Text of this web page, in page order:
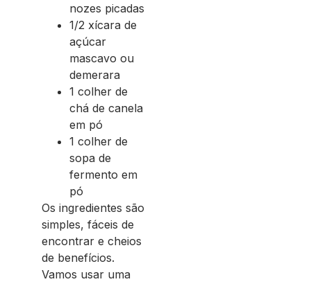
nozes picadas
1/2 xícara de
açúcar
mascavo ou
demerara
1 colher de
chá de canela
em pó
1 colher de
sopa de
fermento em
pó
Os ingredientes são
simples, fáceis de
encontrar e cheios
de benefícios.
Vamos usar uma